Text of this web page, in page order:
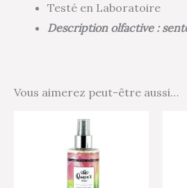
Testé en Laboratoire
Description olfactive :
Vous aimerez peut-être aussi…